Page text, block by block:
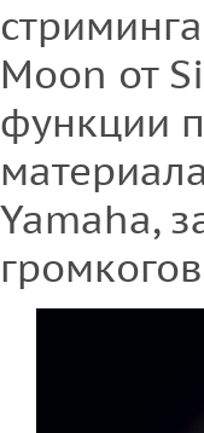
Moon от
функции
Yamaha,